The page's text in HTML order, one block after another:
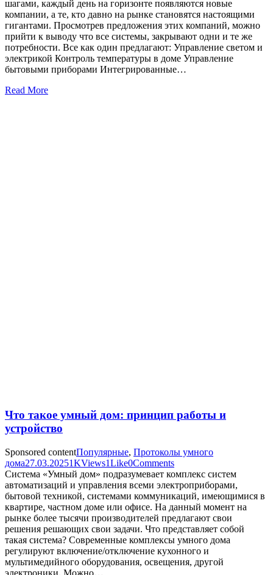
шагами, каждый день на горизонте появляются новые
компании, а те, кто давно на рынке становятся настоящими
гигантами. Просмотрев предложения этих компаний, можно
прийти к выводу что все системы, закрывают одни и те же
потребности. Все как один предлагают: Управление светом и
электрикой Контроль температуры в доме Управление
бытовыми приборами Интегрированные…
Read More
Что такое умный дом: принцип работы и
устройство
Sponsored contentПопулярные, Протоколы умного
дома27.03.20251KViews1Like0Comments
Система «Умный дом» подразумевает комплекс систем
автоматизаций и управления всеми электроприборами,
бытовой техникой, системами коммуникаций, имеющимися в
квартире, частном доме или офисе. На данный момент на
рынке более тысячи производителей предлагают свои
решения решающих свои задачи. Что представляет собой
такая система? Современные комплексы умного дома
регулируют включение/отключение кухонного и
мультимедийного оборудования, освещения, другой
электроники. Можно…